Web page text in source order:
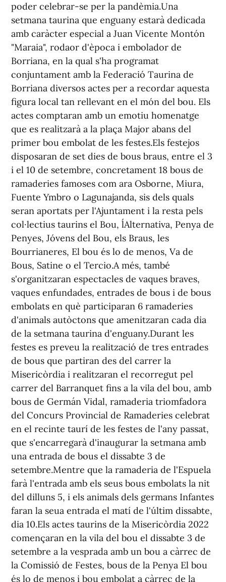
poder celebrar-se per la pandèmia.Una
setmana taurina que enguany estarà dedicada
amb caràcter especial a Juan Vicente Montón
"Maraia", rodaor d'època i embolador de
Borriana, en la qual s'ha programat
conjuntament amb la Federació Taurina de
Borriana diversos actes per a recordar aquesta
figura local tan rellevant en el món del bou. Els
actes comptaran amb un emotiu homenatge
que es realitzarà a la plaça Major abans del
primer bou embolat de les festes.Els festejos
disposaran de set dies de bous braus, entre el 3
i el 10 de setembre, concretament 18 bous de
ramaderies famoses com ara Osborne, Miura,
Fuente Ymbro o Lagunajanda, sis dels quals
seran aportats per l'Ajuntament i la resta pels
col·lectius taurins el Bou, l´Alternativa, Penya de
Penyes, Jóvens del Bou, els Braus, les
Bourrianeres, El bou és lo de menos, Va de
Bous, Satine o el Tercio.A més, també
s'organitzaran espectacles de vaques braves,
vaques enfundades, entrades de bous i de bous
embolats en què participaran 6 ramaderies
d'animals autòctons que amenitzaran cada dia
de la setmana taurina d'enguany.Durant les
festes es preveu la realització de tres entrades
de bous que partiran des del carrer la
Misericòrdia i realitzaran el recorregut pel
carrer del Barranquet fins a la vila del bou, amb
bous de Germán Vidal, ramaderia triomfadora
del Concurs Provincial de Ramaderies celebrat
en el recinte taurí de les festes de l'any passat,
que s'encarregarà d'inaugurar la setmana amb
una entrada de bous el dissabte 3 de
setembre.Mentre que la ramaderia de l'Espuela
farà l'entrada amb els seus bous embolats la nit
del dilluns 5, i els animals dels germans Infantes
faran la seua entrada el matí de l'últim dissabte,
dia 10.Els actes taurins de la Misericòrdia 2022
començaran en la vila del bou el dissabte 3 de
setembre a la vesprada amb un bou a càrrec de
la Comissió de Festes, bous de la Penya El bou
és lo de menos i bou embolat a càrrec de la